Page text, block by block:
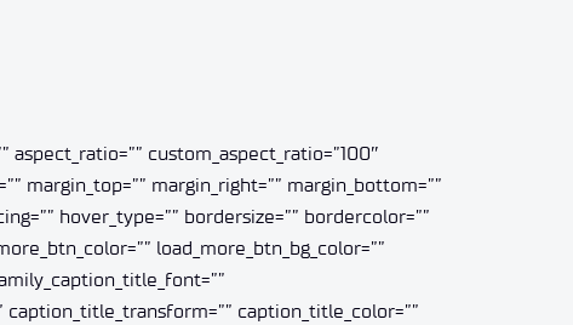
custom_aspect_ratio=”100″
margin_top=”” margin_right=”” margin_bottom=””
hover_type=”” bordersize=”” bordercolor=””
load_more_btn_bg_color=””
caption_title_color=””